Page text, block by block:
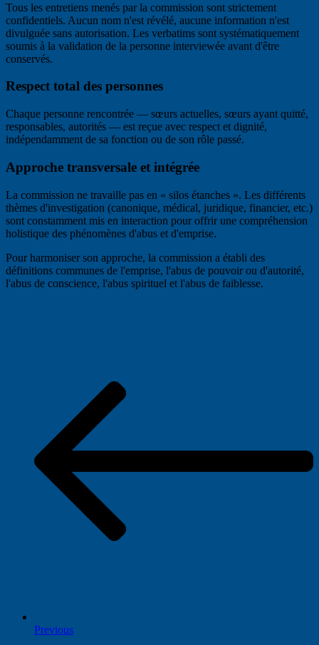
Tous les entretiens menés par la commission sont strictement
confidentiels. Aucun nom n'est révélé, aucune information n'est
divulguée sans autorisation. Les verbatims sont systématiquement
soumis à la validation de la personne interviewée avant d'être
conservés.
Respect total des personnes
Chaque personne rencontrée — sœurs actuelles, sœurs ayant quitté,
responsables, autorités — est reçue avec respect et dignité,
indépendamment de sa fonction ou de son rôle passé.
Approche transversale et intégrée
La commission ne travaille pas en « silos étanches ». Les différents
thèmes d'investigation (canonique, médical, juridique, financier, etc.)
sont constamment mis en interaction pour offrir une compréhension
holistique des phénomènes d'abus et d'emprise.
Pour harmoniser son approche, la commission a établi des
définitions communes de l'emprise, l'abus de pouvoir ou d'autorité,
l'abus de conscience, l'abus spirituel et l'abus de faiblesse.
Previous